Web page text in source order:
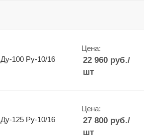
Задвижка MIV V1-10 Ду-100 Ру-10/16
Цена:
22 960руб./
шт
Задвижка MIV V1-10 Ду-125 Ру-10/16
Цена:
27 800руб./
шт